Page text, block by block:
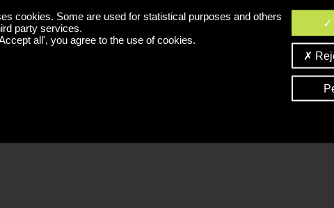
pollutions lors de changements de pratiques (par exemple une pratique qui
peut impacter la qualité des eaux).
cookies. Some are used for statistical purposes and others
party services.
all', you agree to the use of cookies.